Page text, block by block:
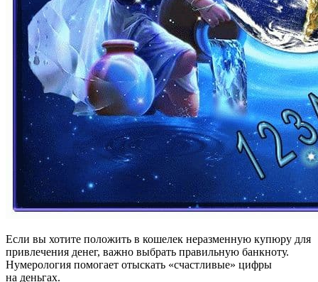
Если вы хотите положить в кошелек неразменную купюру для
привлечения денег, важно выбрать правильную банкноту.
Нумерология помогает отыскать «счастливые» цифры
на деньгах.